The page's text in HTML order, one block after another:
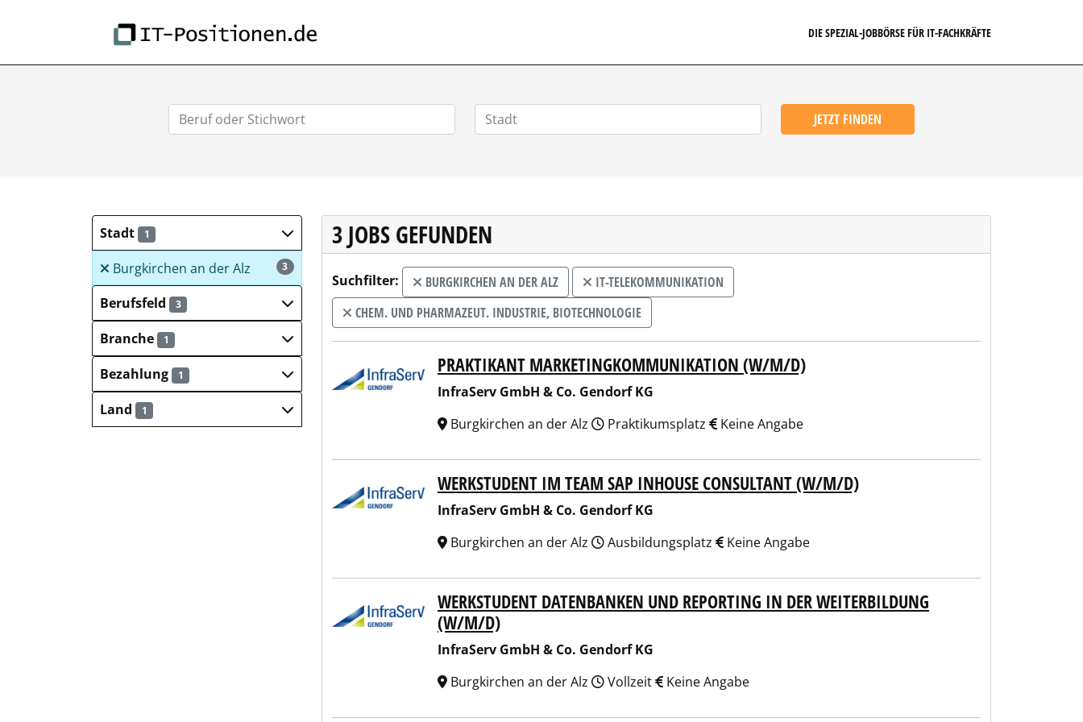
DIE SPEZIAL-JOBBÖRSE FÜR IT-FACHKRÄFTE
JETZT FINDEN
Stadt 1
3
Burgkirchen an der Alz
Berufsfeld
3
Branche 1
Bezahlung 1
Land 1
3 JOBS GEFUNDEN
Suchfilter: BURGKIRCHEN AN DER ALZ
IT-TELEKOMMUNIKATION
CHEM. UND PHARMAZEUT. INDUSTRIE, BIOTECHNOLOGIE
InfraServ GmbH & Co. Gendorf KGPRAKTIKANT MARKETINGKOMMUNIKATION (W/M/D)
InfraServ GmbH & Co. Gendorf KG
Burgkirchen an der Alz
Praktikumsplatz Keine Angabe
InfraServ GmbH & Co. Gendorf KGWERKSTUDENT IM TEAM SAP INHOUSE CONSULTANT (W/M/D)
InfraServ GmbH & Co. Gendorf KG
Burgkirchen an der Alz
Ausbildungsplatz Keine Angabe
InfraServ GmbH & Co. Gendorf KGWERKSTUDENT DATENBANKEN UND REPORTING IN DER WEITERBILDUNG
(W/M/D)
InfraServ GmbH & Co. Gendorf KG
Burgkirchen an der Alz
Vollzeit Keine Angabe